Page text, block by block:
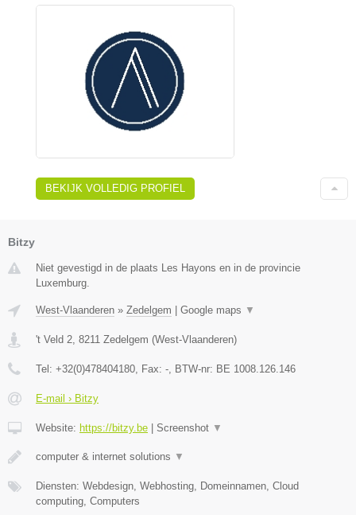
BEKIJK VOLLEDIG PROFIEL
Bitzy
Niet gevestigd in de plaats Les Hayons en in de provincie
Luxemburg.
West-Vlaanderen » Zedelgem Google maps ▼
't Veld 2, 8211 Zedelgem (West-Vlaanderen)
Tel: +32(0)478404180, Fax: -, BTW-nr: BE 1008.126.146
E-mail › Bitzy
Website: https://bitzy.be Screenshot ▼
computer & internet solutions ▼
Diensten: Webdesign, Webhosting, Domeinnamen, Cloud
computing, Computers